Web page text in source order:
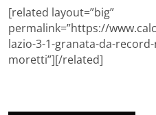
[related layout=”big”
permalink=”https://
lazio-3-1-granata-da-
moretti”][/related]